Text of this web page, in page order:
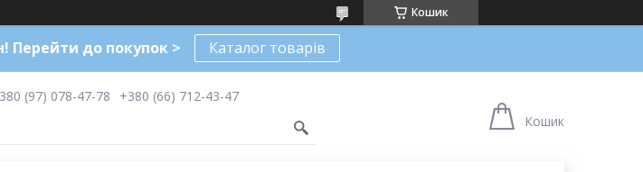
Кошик
Перейти до покупок > Каталог товарів
(97) 078-47-78
+380 (66) 712-43-47
Кошик